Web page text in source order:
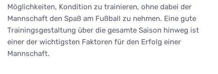
Möglichkeiten, Kondition zu trainieren, ohne dabei der
Mannschaft den Spaß am Fußball zu nehmen. Eine gute
Trainingsgestaltung über die gesamte Saison hinweg ist
einer der wichtigsten Faktoren für den Erfolg einer
Mannschaft.